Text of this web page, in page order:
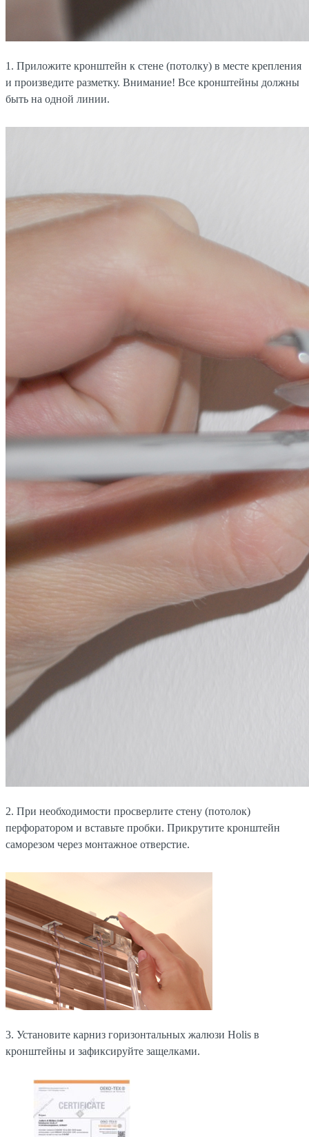
1. Приложите кронштейн к стене (потолку) в месте крепления
и произведите разметку. Внимание! Все кронштейны должны
быть на одной линии.
2. При необходимости просверлите стену (потолок)
перфоратором и вставьте пробки. Прикрутите кронштейн
саморезом через монтажное отверстие.
3. Установите карниз горизонтальных жалюзи Holis в
кронштейны и зафиксируйте защелками.